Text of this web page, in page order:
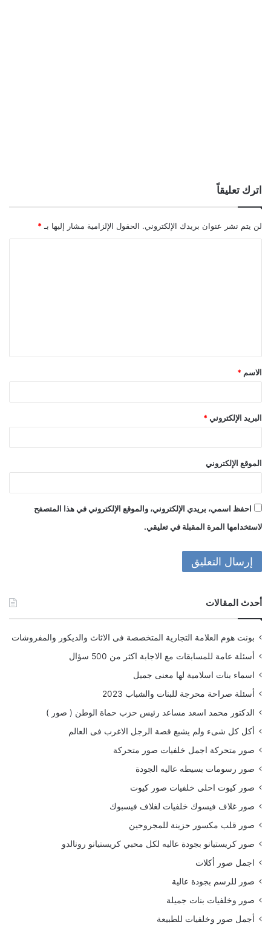
اترك تعليقاً
لن يتم نشر عنوان بريدك الإلكتروني. الحقول الإلزامية مشار إليها بـ *
ق
*
الاسم *
البريد الإلكتروني *
الموقع الإلكتروني
احفظ اسمي، بريدي الإلكتروني، والموقع الإلكتروني في هذا المتصفح
لاستخدامها المرة المقبلة في تعليقي.
أحدث المقالات
بونت هوم العلامة التجارية المتخصصة فى الاثاث والديكور والمفروشات
أسئلة عامة للمسابقات مع الاجابة اكثر من 500 سؤال
اسماء بنات اسلامية لها معنى جميل
أسئلة صراحة محرجة للبنات والشباب 2023
الدكتور محمد اسعد مساعد رئيس حزب حماة الوطن ( صور )
أكل كل شىء ولم يشبع قصة الرجل الاغرب فى العالم
صور متحركة اجمل خلفيات صور متحركة
صور رسومات بسيطه عاليه الجودة
صور كيوت احلى خلفيات صور كيوت
صور غلاف فيسوك خلفيات لغلاف فيسبوك
صور قلب مكسور حزينة للمجروحين
صور كريستيانو بجودة عاليه لكل محبي كريستيانو رونالدو
اجمل صور أكلات
صور للرسم بجودة عالية
صور وخلفيات بنات جميلة
أجمل صور وخلفيات للطبيعة